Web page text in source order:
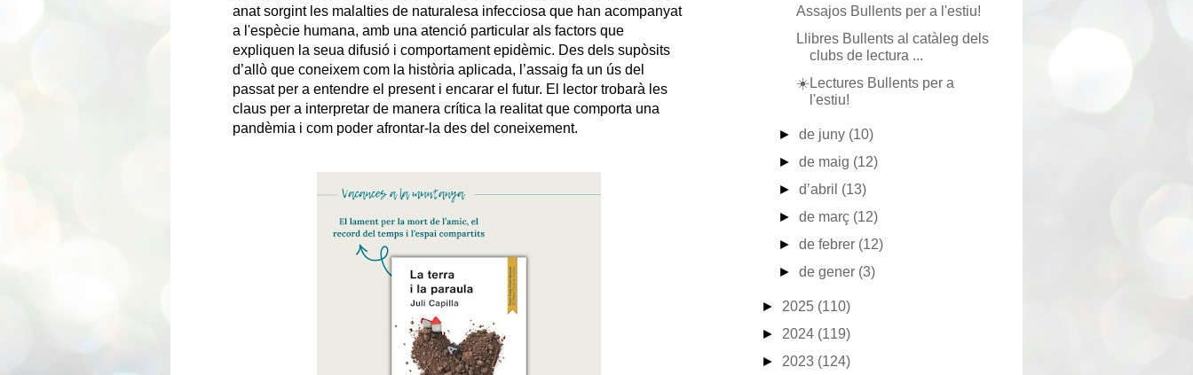
anat sorgint les malalties de naturalesa infecciosa que han acompanyat
a l'espècie humana, amb una atenció particular als factors que
expliquen la seua difusió i comportament epidèmic. Des dels supòsits
d’allò que coneixem com la història aplicada, l’assaig fa un ús del
passat per a entendre el present i encarar el futur. El lector trobarà les
claus per a interpretar de manera crítica la realitat que comporta una
pandèmia i com poder afrontar-la des del coneixement.
Assajos Bullents per a l'estiu!
Llibres Bullents al catàleg dels
clubs de lectura ...
☀️Lectures Bullents per a
l'estiu!
►de juny (10)
►de maig (12)
►d’abril (13)
►de març (12)
►de febrer (12)
►de gener (3)
► 2025 (110)
► 2024 (119)
► 2023 (124)